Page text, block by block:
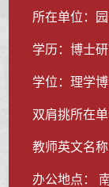
所在单位：
学历：博士
学位：理学
双肩挑所在
教师英文名
办公地点：